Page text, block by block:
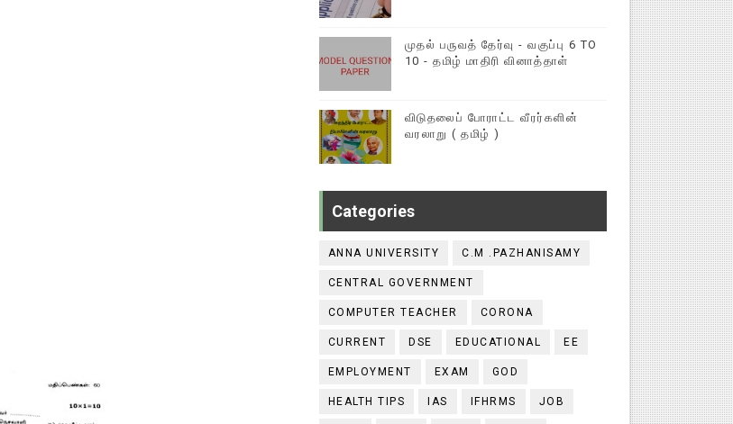
டிச 18 )
முதல் பருவத் தேர்வு - வகுப்பு 6 TO
10 - தமிழ் மாதிரி வினாத்தாள்
விடுதலைப் போராட்ட வீரர்களின்
வரலாறு ( தமிழ் )
Categories
ANNA UNIVERSITY C.M .PAZHANISAMY
CENTRAL GOVERNMENT
COMPUTER TEACHER CORONA
CURRENT DSE EDUCATIONAL EE
EMPLOYMENT EXAM GOD
HEALTH TIPS IAS IFHRMS JOB